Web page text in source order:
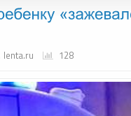
lenta.ru 128